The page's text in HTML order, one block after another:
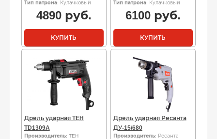
Тип патрона: Кулачковый
4890руб.
КУПИТЬ
Тип патрона: Кулачковый
6100руб.
КУПИТЬ
Дрель ударная TEH
TD1309A
Производитель: TEH
Дрель ударная Ресанта
ДУ-15/680
Производитель: Ресанта